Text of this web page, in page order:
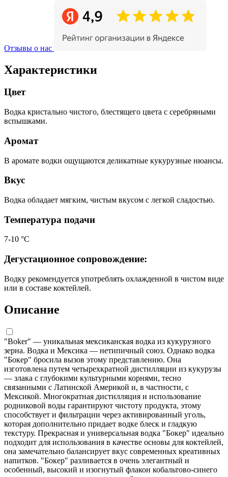
Отзывы о нас
Характеристики
Цвет
Водка кристально чистого, блестящего цвета с серебряными
вспышками.
Аромат
В аромате водки ощущаются деликатные кукурузные нюансы.
Вкус
Водка обладает мягким, чистым вкусом с легкой сладостью.
Температура подачи
7-10 °С
Дегустационное сопровождение:
Водку рекомендуется употреблять охлажденной в чистом виде
или в составе коктейлей.
Описание
"Boker" — уникальная мексиканская водка из кукурузного
зерна. Водка и Мексика — нетипичный союз. Однако водка
"Бокер" бросила вызов этому представлению. Она
изготовлена путем четырехкратной дистилляции из кукурузы
— злака с глубокими культурными корнями, тесно
связанными с Латинской Америкой и, в частности, с
Мексикой. Многократная дистилляция и использование
родниковой воды гарантируют чистоту продукта, этому
способствует и фильтрации через активированный уголь,
которая дополнительно придает водке блеск и гладкую
текстуру. Прекрасная и универсальная водка "Бокер" идеально
подходит для использования в качестве основы для коктейлей,
она замечательно балансирует вкус современных креативных
напитков. "Бокер" разливается в очень элегантный и
особенный, высокий и изогнутый флакон кобальтово-синего